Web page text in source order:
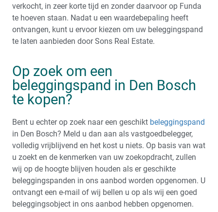
verkocht, in zeer korte tijd en zonder daarvoor op Funda
te hoeven staan. Nadat u een waardebepaling heeft
ontvangen, kunt u ervoor kiezen om uw beleggingspand
te laten aanbieden door Sons Real Estate.
Op zoek om een
beleggingspand in Den Bosch
te kopen?
Bent u echter op zoek naar een geschikt beleggingspand
in Den Bosch? Meld u dan aan als vastgoedbelegger,
volledig vrijblijvend en het kost u niets. Op basis van wat
u zoekt en de kenmerken van uw zoekopdracht, zullen
wij op de hoogte blijven houden als er geschikte
beleggingspanden in ons aanbod worden opgenomen. U
ontvangt een e-mail of wij bellen u op als wij een goed
beleggingsobject in ons aanbod hebben opgenomen.